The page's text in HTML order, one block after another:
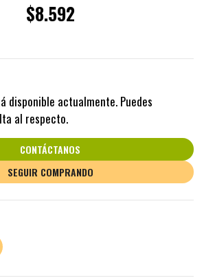
$8.592
disponible actualmente. Puedes
al respecto.
CONTÁCTANOS
SEGUIR COMPRANDO